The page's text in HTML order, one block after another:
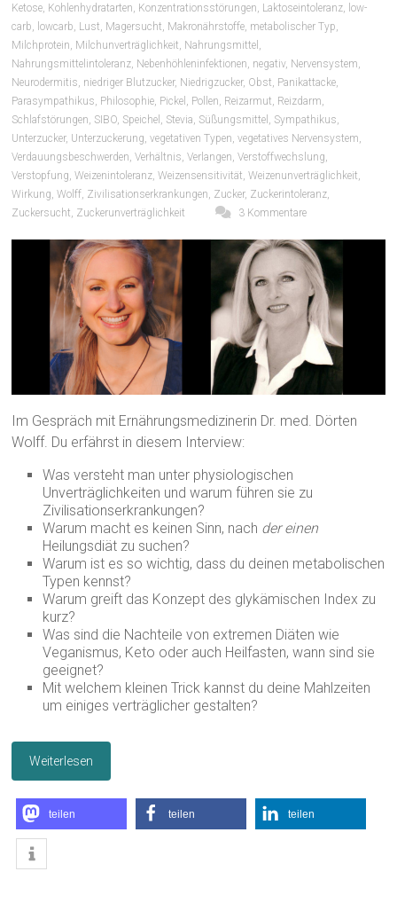
Ketose, Kohlenhydratarten, Konzentrationsstörungen, Laktoseintoleranz, low-
carb, lowcarb, Lust, Magersucht, Makronährstoffe, metabolischer Typ,
Milchprotein, Milchunverträglichkeit, Nahrungsmittel ,
Nahrungsmittelintoleranz, Nebenhöhleninfektionen, negativ, Nervensystem,
Neurodermitis, niedriger Blutzucker, Niedrigzucker, Obst, Panikattacke,
Parasympathikus, Philosophie, Pickel , Pollen, Reizarmut, Reizdarm,
Schlafstörungen, SIBO, Speichel , Stevia, Süßungsmittel , Sympathikus,
Unterzucker, Unterzuckerung,vegetativen Typen,vegetatives Nervensystem,
Verdauungsbeschwerden,Verhältnis,Verlangen,Verstoffwechslung,
Verstopfung,Weizenintoleranz,Weizensensitivität,Weizenunverträglichkeit,
Wirkung,Wolff, Zivilisationserkrankungen, Zucker, Zuckerintoleranz,
Zuckersucht, Zuckerunverträglichkeit 3 Kommentare
Im Gespräch mit Ernährungsmedizinerin Dr. med. Dörten
Wolff. Du erfährst in diesem Interview:
Was versteht man unter physiologischen
Unverträglichkeiten und warum führen sie zu
Zivilisationserkrankungen?
Warum macht es keinen Sinn, nach der einen
Heilungsdiät zu suchen?
Warum ist es so wichtig, dass du deinen metabolischen
Typen kennst?
Warum greift das Konzept des glykämischen Index zu
kurz?
Was sind die Nachteile von extremen Diäten wie
Veganismus, Keto oder auch Heilfasten, wann sind sie
geeignet?
Mit welchem kleinen Trick kannst du deine Mahlzeiten
um einiges verträglicher gestalten?
Weiterlesen
teilen teilen teilen